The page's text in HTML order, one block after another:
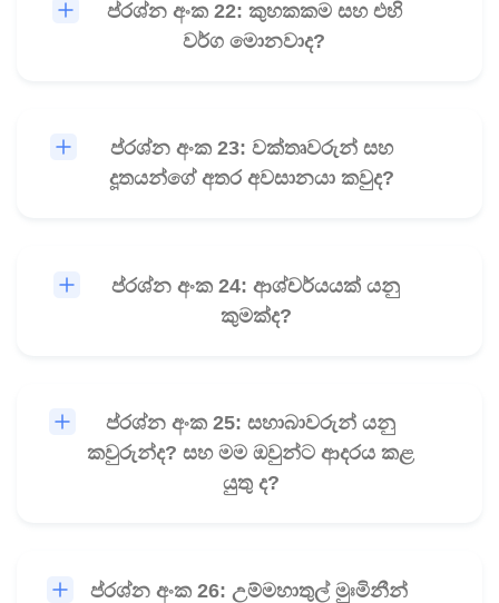
ප්රශ්න අංක 22: කුහකකම සහ එහි
වර්ග මොනවාද?
ප්රශ්න අංක 23: වක්තෘවරුන් සහ
දූතයන්ගේ අතර අවසානයා කවුද?
ප්රශ්න අංක 24: ආශ්චර්යයක් යනු
කුමක්ද?
ප්රශ්න අංක 25: සහාබාවරුන් යනු
කවුරුන්ද? සහ මම ඔවුන්ට ආදරය කළ
යුතු ද?
ප්රශ්න අංක 26: උම්මහාතුල් මුඃමිනීන්